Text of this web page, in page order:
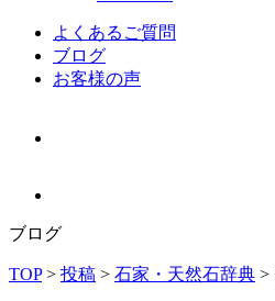
よくあるご質問
ブログ
お客様の声
ブログ
TOP> 投稿 > 石家・天然石辞典 >